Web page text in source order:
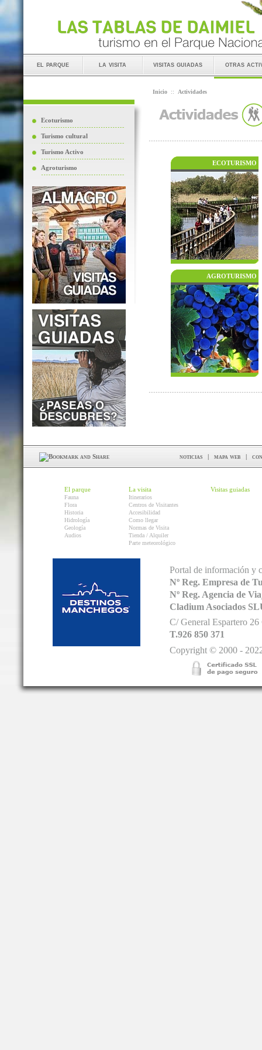
el parque la visita visitas guiadas otras
Ecoturismo
Turismo cultural
Turismo Activo
Agroturismo
Inicio :: Actividades
ECOTURISMO
AGROTURISMO
noticias | mapa web |
El parque
Fauna
Flora
Historia
Hidrología
Geología
Audios
La visita
Itinerarios
Centros de Visitantes
Accesibilidad
Como llegar
Normas de Visita
Tienda / Alquiler
Parte meteorológico
Visitas guiadas
Portal de información y
Nº Reg. Empresa de
Nº Reg. Agencia de
Cladium Asociados
C/ General Espartero
T.926 850 371
Copyright © 2000 -